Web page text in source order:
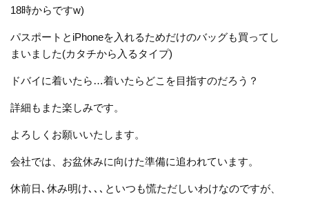
18時からですw)
パスポートとiPhoneを入れるためだけのバッグも買ってし
まいました(カタチから入るタイプ)
ドバイに着いたら…着いたらどこを目指すのだろう？
詳細もまた楽しみです。
よろしくお願いいたします。
会社では、お盆休みに向けた準備に追われています。
休前日､休み明け､､､といつも慌ただしいわけなのですが、